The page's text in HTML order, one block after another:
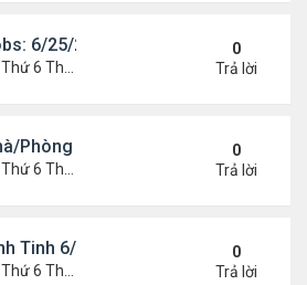
6/25/21- 7/2/2021
Thứ 6 Tháng 6 25, 2021 2:14 pm
0
Trả lời
Phòng 6/25/21-7/2/21
Thứ 6 Tháng 6 25, 2021 2:11 pm
0
Trả lời
Tinh 6/25/21 - 7/2/21
Thứ 6 Tháng 6 25, 2021 2:07 pm
0
Trả lời